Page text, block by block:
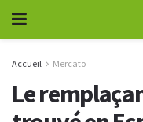
Accueil Mercato
Le